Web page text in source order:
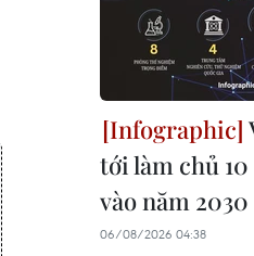
tới làm chủ
vào năm 2030
06/08/2026 04:38